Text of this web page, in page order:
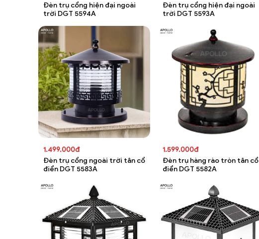
Đèn trụ cổng hiện đại ngoài
trời DGT 5594A
Đèn trụ cổng hiện đại ngoài
trời DGT 5593A
1.499.000đ
Đèn trụ cổng ngoài trời tân cổ
điển DGT 5583A
1.599.000đ
Đèn trụ hàng rào tròn tân cổ
điển DGT 5582A